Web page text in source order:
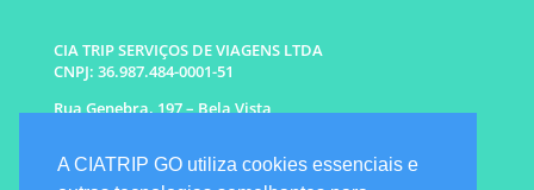
CIA TRIP SERVIÇOS DE VIAGENS LTDA
CNPJ: 36.987.484-0001-51
Rua Genebra, 197 – Bela Vista
WhatsApp: (11) 96333-6677 |
A CIATRIP GO utiliza cookies essenciais e